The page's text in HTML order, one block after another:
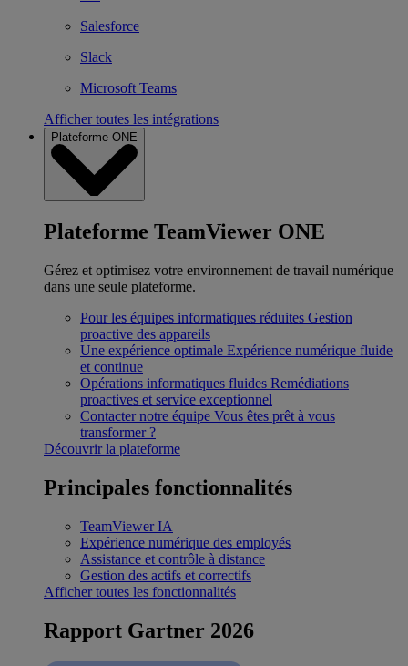
Salesforce
Slack
Microsoft Teams
Afficher toutes les intégrations
Plateforme ONE
Plateforme TeamViewer ONE
Gérez et optimisez votre environnement de travail numérique
dans une seule plateforme.
Pour les équipes informatiques réduites Gestion
proactive des appareils
Une expérience optimale Expérience numérique fluide
et continue
Opérations informatiques fluides Remédiations
proactives et service exceptionnel
Contacter notre équipe Vous êtes prêt à vous
transformer ?
Découvrir la plateforme
Principales fonctionnalités
TeamViewer IA
Expérience numérique des employés
Assistance et contrôle à distance
Gestion des actifs et correctifs
Afficher toutes les fonctionnalités
Rapport Gartner 2026